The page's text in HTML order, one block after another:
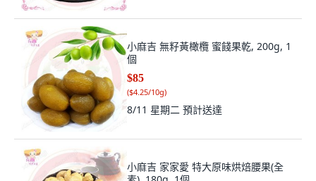
小麻吉 無籽黃橄欖 蜜餞果乾, 200g, 1
個
$85
($4.25/10g)
8/11 星期二 預計送達
小麻吉 家家愛 特大原味烘焙腰果(全